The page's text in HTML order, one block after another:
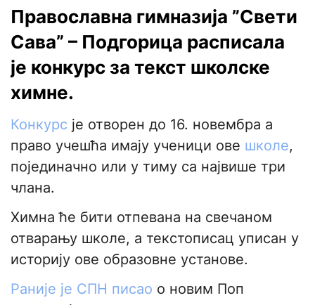
Православна гимназија ”Свети
Сава” – Подгорица расписала
је конкурс за текст школске
химне.
Конкурс је отворен до 16. новембра а
право учешћа имају ученици ове школе,
појединачно или у тиму са највише три
члана.
Химна ће бити отпевана на свечаном
отварању школе, а текстописац уписан у
историју ове образовне установе.
Раније је СПН писао о новим Поп